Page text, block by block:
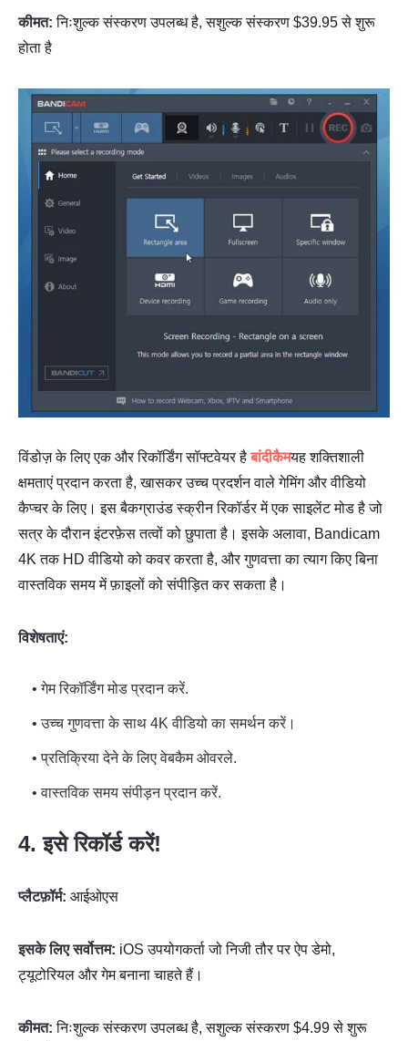
कीमत: निःशुल्क संस्करण उपलब्ध है, सशुल्क संस्करण $39.95 से शुरू
होता है
विंडोज़ के लिए एक और रिकॉर्डिंग सॉफ्टवेयर हैबांदीकैमयह शक्तिशाली
क्षमताएं प्रदान करता है, खासकर उच्च प्रदर्शन वाले गेमिंग और वीडियो
कैप्चर के लिए। इस बैकग्राउंड स्क्रीन रिकॉर्डर में एक साइलेंट मोड है जो
सत्र के दौरान इंटरफ़ेस तत्वों को छुपाता है। इसके अलावा, Bandicam
4K तक HD वीडियो को कवर करता है, और गुणवत्ता का त्याग किए बिना
वास्तविक समय में फ़ाइलों को संपीड़ित कर सकता है।
विशेषताएं:
• गेम रिकॉर्डिंग मोड प्रदान करें.
• उच्च गुणवत्ता के साथ 4K वीडियो का समर्थन करें।
• प्रतिक्रिया देने के लिए वेबकैम ओवरले.
• वास्तविक समय संपीड़न प्रदान करें.
4. इसे रिकॉर्ड करें!
प्लैटफ़ॉर्म: आईओएस
इसके लिए सर्वोत्तम: iOS उपयोगकर्ता जो निजी तौर पर ऐप डेमो,
ट्यूटोरियल और गेम बनाना चाहते हैं।
कीमत: निःशुल्क संस्करण उपलब्ध है, सशुल्क संस्करण $4.99 से शुरू